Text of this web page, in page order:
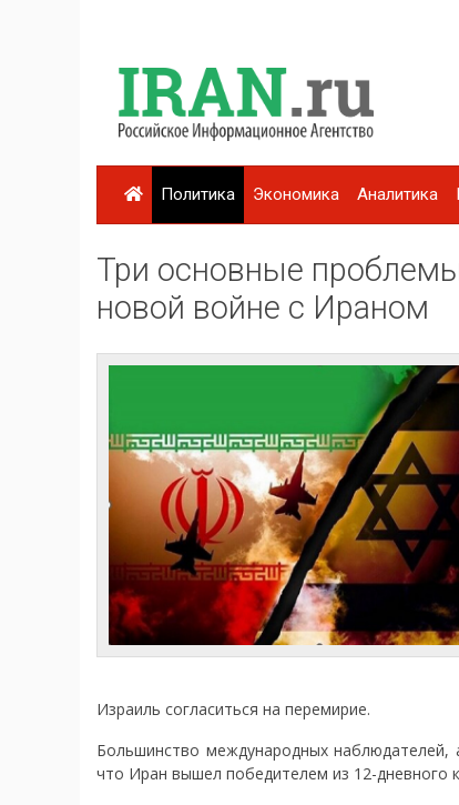
Политика Экономика Аналитика
Три основные
новой войне с Ираном
Израиль согласиться на перемирие.
Большинство международных
что Иран вышел победителем из 12-дневного